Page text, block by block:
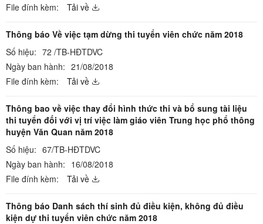
File đính kèm:
Tải về
Thông báo Về việc tạm dừng thi tuyển viên chức năm 2018
Số hiệu: 72 /TB-HĐTDVC
Ngày ban hành: 21/08/2018
File đính kèm:
Tải về
Thông bao về việc thay đổi hình thức thi và bổ sung tài liệu
thi tuyển đối với vị trí việc làm giáo viên Trung học phổ thông
huyện Văn Quan năm 2018
Số hiệu: 67/TB-HĐTDVC
Ngày ban hành: 16/08/2018
File đính kèm:
Tải về
Thông báo Danh sách thí sinh đủ điều kiện, không đủ điều
kiện dự thi tuyển viên chức năm 2018